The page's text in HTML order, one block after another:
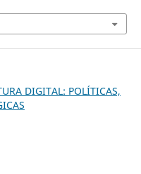
DIGITAL: POLÍTICAS,